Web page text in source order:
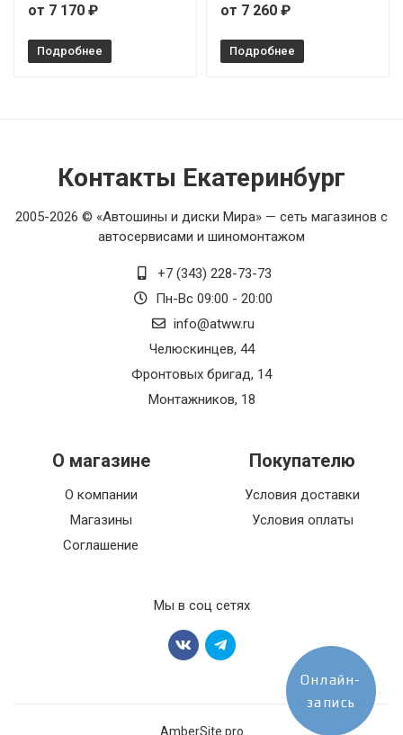
от 7 170 ₽
Подробнее
от 7 260 ₽
Подробнее
Контакты Екатеринбург
2005-2026 © «Автошины и диски Мира» — сеть магазинов с
автосервисами и шиномонтажом
+7 (343) 228-73-73
Пн-Вс 09:00 - 20:00
info@atww.ru
Челюскинцев, 44
Фронтовых бригад, 14
Монтажников, 18
О магазине
О компании
Магазины
Соглашение
Покупателю
Условия доставки
Условия оплаты
Мы в соц сетях
AmberSite.pro
Онлайн-
запись